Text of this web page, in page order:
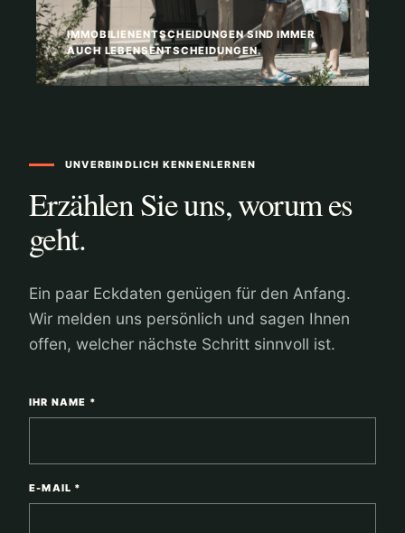
IMMOBILIENENTSCHEIDUNGEN SIND IMMER
AUCH LEBENSENTSCHEIDUNGEN.
UNVERBINDLICH KENNENLERNEN
Erzählen Sie uns, worum es
geht.
Ein paar Eckdaten genügen für den Anfang.
Wir melden uns persönlich und sagen Ihnen
offen, welcher nächste Schritt sinnvoll ist.
IHR NAME *
E-MAIL *